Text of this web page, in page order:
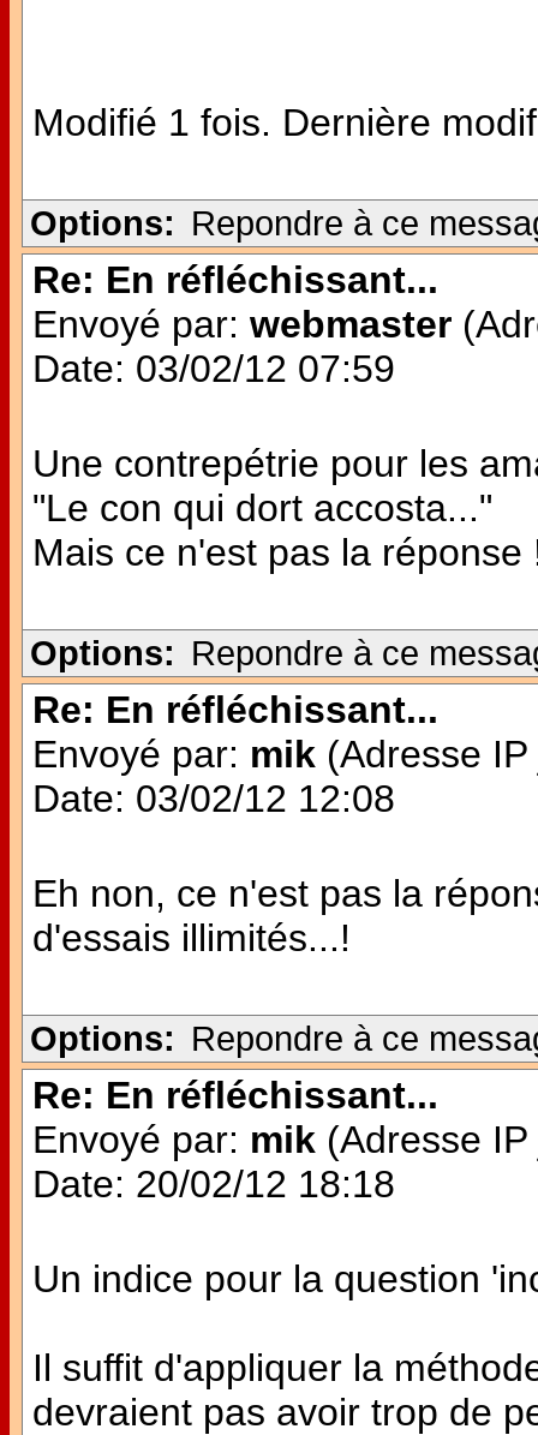
Modifié 1 fois. Dernière
Options: Repondre à ce
Re: En réfléchissant...
Envoyé par: webmaster
Date: 03/02/12 07:59
Une contrepétrie pour les
"Le con qui dort accosta..."
Mais ce n'est pas la réponse
Options: Repondre à ce
Re: En réfléchissant...
Envoyé par: mik (Adresse
Date: 03/02/12 12:08
Eh non, ce n'est pas la
d'essais illimités...!
Options: Repondre à ce
Re: En réfléchissant...
Envoyé par: mik (Adresse
Date: 20/02/12 18:18
Un indice pour la question
Il suffit d'appliquer la
devraient pas avoir trop de